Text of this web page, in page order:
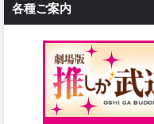
各種ご案内